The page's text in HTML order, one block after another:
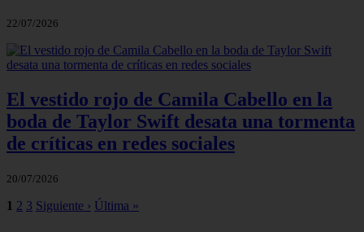
22/07/2026
El vestido rojo de Camila Cabello en la
boda de Taylor Swift desata una tormenta
de críticas en redes sociales
20/07/2026
1 2 3 Siguiente › Última »